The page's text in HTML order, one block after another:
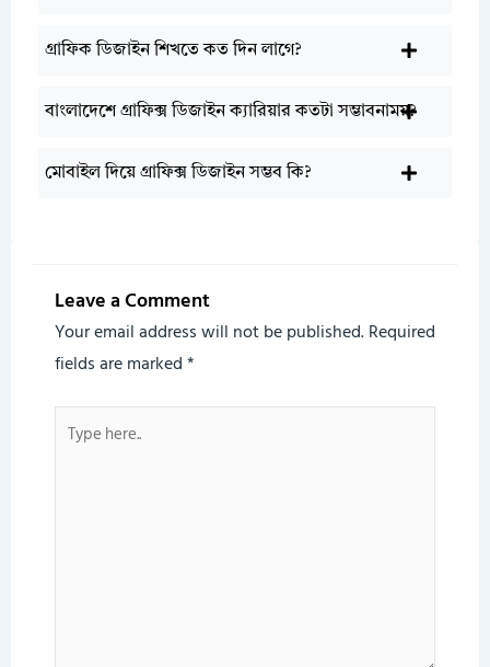
গ্রাফিক ডিজাইন শিখতে কত দিন লাগে?
বাংলাদেশে গ্রাফিক্স ডিজাইন ক্যারিয়ার কতটা সম্ভাবনাময়?
মোবাইল দিয়ে গ্রাফিক্স ডিজাইন সম্ভব কি?
Leave a Comment
Your email address will not be published.Required
fields are marked*
Type